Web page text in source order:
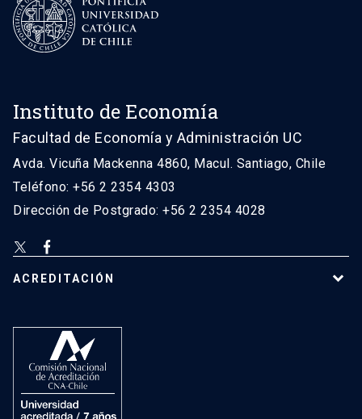
Instituto de Economía
Facultad de Economía y Administración UC
Avda. Vicuña Mackenna 4860, Macul. Santiago, Chile
Teléfono: +56 2 2354 4303
Dirección de Postgrado: +56 2 2354 4028
ACREDITACIÓN